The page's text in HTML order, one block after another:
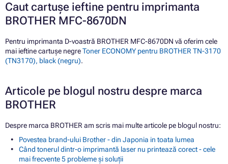
Caut cartușe ieftine pentru imprimanta
BROTHER MFC-8670DN
Pentru imprimanta D-voastră BROTHER MFC-8670DN vă oferim cele
mai ieftine cartușe negreToner ECONOMY pentru BROTHER TN-3170
(TN3170), black (negru).
Articole pe blogul nostru despre marca
BROTHER
Despre marca BROTHER am scris mai multe articole pe blogul nostru:
Povestea brand-ului Brother - din Japonia in toata lumea
Când tonerul dintr-o imprimantă laser nu printează corect - cele
mai frecvente 5 probleme și soluții